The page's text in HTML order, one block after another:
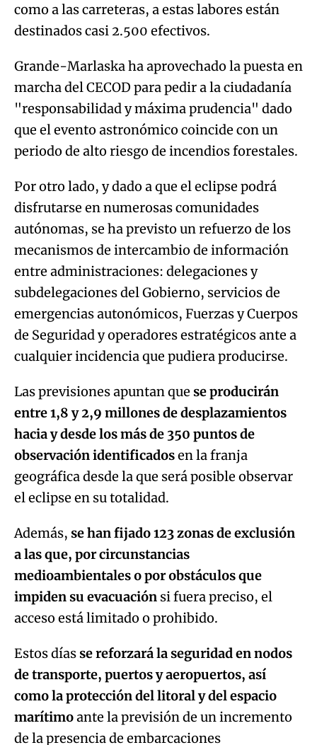
como a las carreteras, a estas labores están
destinados casi 2.500 efectivos.
Grande-Marlaska ha aprovechado la puesta en
marcha del CECOD para pedir a la ciudadanía
"responsabilidad y máxima prudencia" dado
que el evento astronómico coincide con un
periodo de alto riesgo de incendios forestales.
Por otro lado, y dado a que el eclipse podrá
disfrutarse en numerosas comunidades
autónomas, se ha previsto un refuerzo de los
mecanismos de intercambio de información
entre administraciones: delegaciones y
subdelegaciones del Gobierno, servicios de
emergencias autonómicos, Fuerzas y Cuerpos
de Seguridad y operadores estratégicos ante a
cualquier incidencia que pudiera producirse.
Las previsiones apuntan que se producirán
entre 1,8 y 2,9 millones de desplazamientos
hacia y desde los más de 350 puntos de
observación identificadosen la franja
geográfica desde la que será posible observar
el eclipse en su totalidad.
Además, se han fijado 123 zonas de exclusión
a las que, por circunstancias
medioambientales o por obstáculos que
impiden su evacuación si fuera preciso, el
acceso está limitado o prohibido.
Estos díasse reforzará la seguridad en nodos
de transporte, puertos y aeropuertos, así
como la protección del litoral y del espacio
marítimoante la previsión de un incremento
de la presencia de embarcaciones